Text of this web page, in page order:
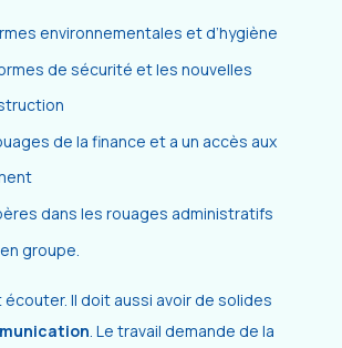
environnementales et d’hygiène
de sécurité et les nouvelles
de la finance et a un accès aux
dans les rouages administratifs
groupe.
Il doit aussi avoir de solides
. Le travail demande de la